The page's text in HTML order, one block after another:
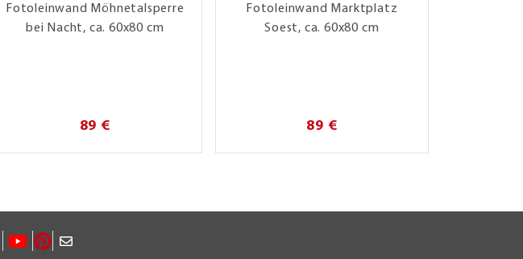
Fotoleinwand Möhnetalsperre
bei Nacht, ca. 60x80 cm
89 €
Fotoleinwand Marktplatz
Soest, ca. 60x80 cm
89 €